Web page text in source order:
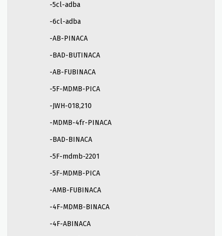
-5cl-adba
-6cl-adba
-AB-PINACA
-BAD-BUTINACA
-AB-FUBINACA
-5F-MDMB-PICA
-JWH-018,210
-MDMB-4fr-PINACA
-BAD-BINACA
-5F-mdmb-2201
-5F-MDMB-PICA
-AMB-FUBINACA
-4F-MDMB-BINACA
-4F-ABINACA